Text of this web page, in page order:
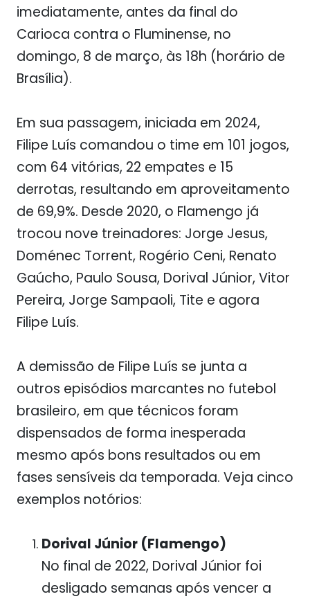
imediatamente, antes da final do
Carioca contra o Fluminense, no
domingo, 8 de março, às 18h (horário de
Brasília).
Em sua passagem, iniciada em 2024,
Filipe Luís comandou o time em 101 jogos,
com 64 vitórias, 22 empates e 15
derrotas, resultando em aproveitamento
de 69,9%. Desde 2020, o Flamengo já
trocou nove treinadores: Jorge Jesus,
Doménec Torrent, Rogério Ceni, Renato
Gaúcho, Paulo Sousa, Dorival Júnior, Vitor
Pereira, Jorge Sampaoli, Tite e agora
Filipe Luís.
A demissão de Filipe Luís se junta a
outros episódios marcantes no futebol
brasileiro, em que técnicos foram
dispensados de forma inesperada
mesmo após bons resultados ou em
fases sensíveis da temporada. Veja cinco
exemplos notórios:
Dorival Júnior (Flamengo)
No final de 2022, Dorival Júnior foi
desligado semanas após vencer a